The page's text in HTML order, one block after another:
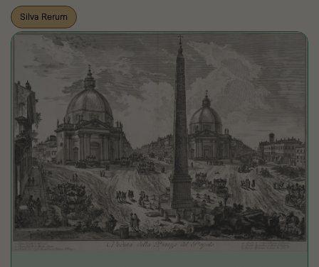
Silva Rerum